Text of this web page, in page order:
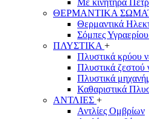
Με κινητήρα
ΘΕΡΜΑΝΤΙΚΑ
Θερμαντικά
Σόμπες
ΠΛΥΣΤΙΚΑ +
Πλυστικά κρύου
Πλυστικά ζεστού
Πλυστικά
Καθαριστικά
ΑΝΤΛΙΕΣ +
Αντλίες Ομβρίων